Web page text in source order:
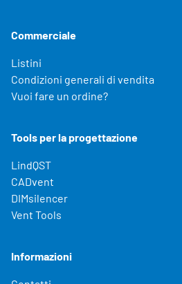
Commerciale
Listini
Condizioni generali di vendita
Vuoi fare un ordine?
Tools per la progettazione
LindQST
CADvent
DIMsilencer
Vent Tools
Informazioni